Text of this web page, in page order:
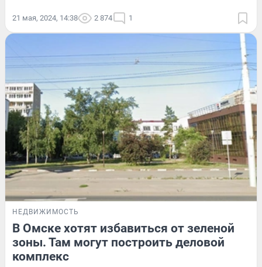
21 мая, 2024, 14:38 2 874 1
НЕДВИЖИМОСТЬ
В Омске хотят избавиться от зеленой
зоны. Там могут построить деловой
комплекс